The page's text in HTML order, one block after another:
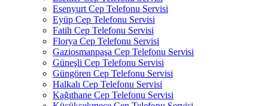
Esenyurt Cep Telefonu Servisi
Eyüp Cep Telefonu Servisi
Fatih Cep Telefonu Servisi
Florya Cep Telefonu Servisi
Gaziosmanpaşa Cep Telefonu Servisi
Güneşli Cep Telefonu Servisi
Güngören Cep Telefonu Servisi
Halkalı Cep Telefonu Servisi
Kağıthane Cep Telefonu Servisi